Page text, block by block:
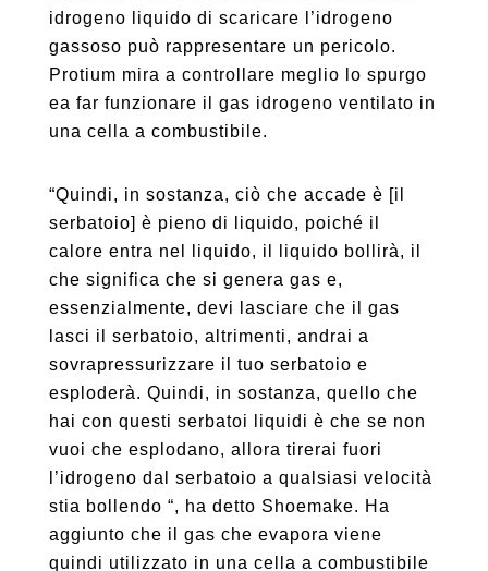
idrogeno liquido di scaricare l’idrogeno
gassoso può rappresentare un pericolo.
Protium mira a controllare meglio lo spurgo
ea far funzionare il gas idrogeno ventilato in
una cella a combustibile.
“Quindi, in sostanza, ciò che accade è [il
serbatoio] è pieno di liquido, poiché il
calore entra nel liquido, il liquido bollirà, il
che significa che si genera gas e,
essenzialmente, devi lasciare che il gas
lasci il serbatoio, altrimenti, andrai a
sovrapressurizzare il tuo serbatoio e
esploderà. Quindi, in sostanza, quello che
hai con questi serbatoi liquidi è che se non
vuoi che esplodano, allora tirerai fuori
l’idrogeno dal serbatoio a qualsiasi velocità
stia bollendo “, ha detto Shoemake. Ha
aggiunto che il gas che evapora viene
quindi utilizzato in una cella a combustibile